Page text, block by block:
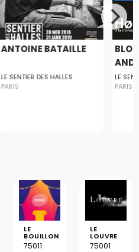
ANTOINE BATAILLE
LE SENTIER DES HALLES
PARIS
AND
LE
PARIS
LE
BOUILLON
75011
LE
LOUVRE
75001